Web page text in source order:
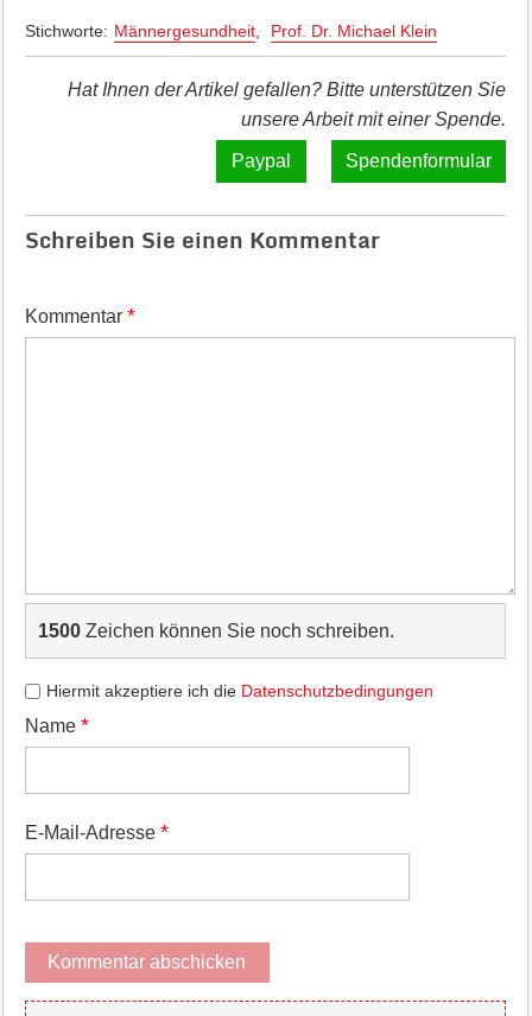
Stichworte: Männergesundheit, Prof. Dr. Michael Klein
Hat Ihnen der Artikel gefallen? Bitte unterstützen Sie
unsere Arbeit mit einer Spende.
Spendenformular
Schreiben Sie einen Kommentar
Kommentar *
1500Zeichen können Sie noch schreiben.
Hiermit akzeptiere ich die Datenschutzbedingungen
Name *
E-Mail-Adresse *